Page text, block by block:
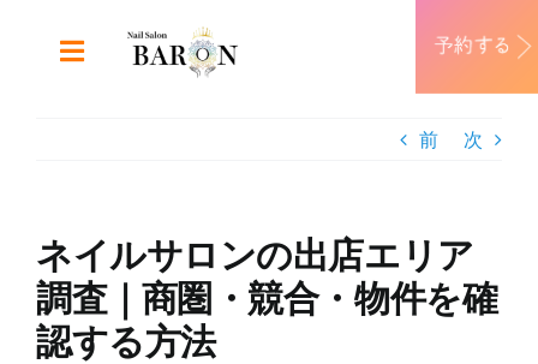
Toggle
MENU
RECRUIT
前 次
ネイルサロンの出店エリア
調査｜商圏・競合・物件を確
認する方法